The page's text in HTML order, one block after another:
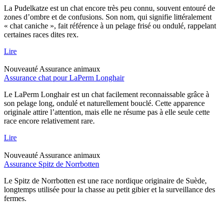
La Pudelkatze est un chat encore très peu connu, souvent entouré de
zones d’ombre et de confusions. Son nom, qui signifie littéralement
« chat caniche », fait référence à un pelage frisé ou ondulé, rappelant
certaines races dites rex.
Lire
Nouveauté Assurance animaux
Assurance chat pour LaPerm Longhair
Le LaPerm Longhair est un chat facilement reconnaissable grâce à
son pelage long, ondulé et naturellement bouclé. Cette apparence
originale attire l’attention, mais elle ne résume pas à elle seule cette
race encore relativement rare.
Lire
Nouveauté Assurance animaux
Assurance Spitz de Norrbotten
Le Spitz de Norrbotten est une race nordique originaire de Suède,
longtemps utilisée pour la chasse au petit gibier et la surveillance des
fermes.